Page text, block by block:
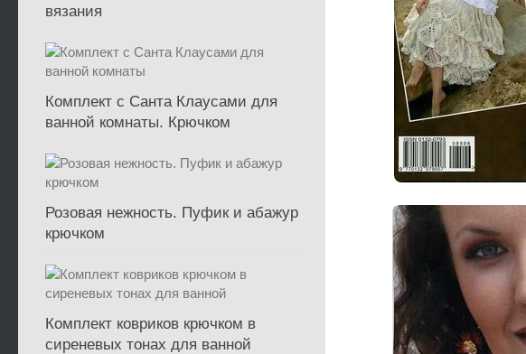
вязания
Комплект с Санта Клаусами для
ванной комнаты. Крючком
Розовая нежность. Пуфик и абажур
крючком
Комплект ковриков крючком в
сиреневых тонах для ванной